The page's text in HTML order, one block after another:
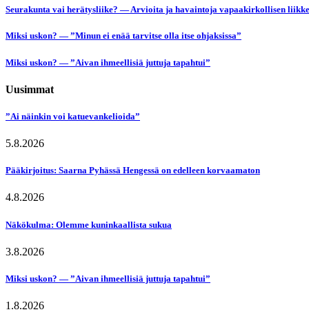
Seurakunta vai herätysliike? — Arvioita ja havaintoja vapaakirkollisen
Miksi uskon? — ”Minun ei enää tarvitse olla itse ohjaksissa”
Miksi uskon? — ”Aivan ihmeellisiä juttuja tapahtui”
Uusimmat
”Ai näinkin voi katuevankelioida”
5.8.2026
Pääkirjoitus: Saarna Pyhässä Hengessä on edelleen korvaamaton
4.8.2026
Näkökulma: Olemme kuninkaallista sukua
3.8.2026
Miksi uskon? — ”Aivan ihmeellisiä juttuja tapahtui”
1.8.2026